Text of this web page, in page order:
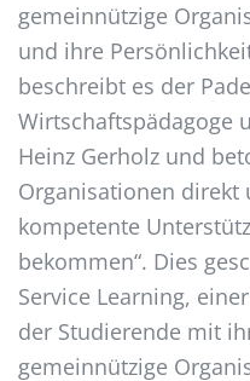
gemeinnützige
und ihre
beschreibt es der
Wirtschaftspädagoge
Heinz Gerholz und
Organisationen direkt
kompetente
bekommen“. Dies
Service Learning,
der Studierende mit
gemeinnützige